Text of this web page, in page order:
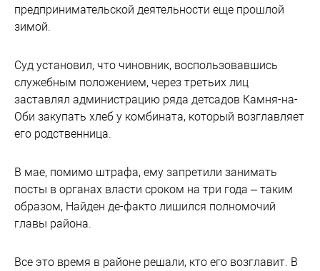
предпринимательской деятельности еще прошлой
зимой.
Суд установил, что чиновник, воспользовавшись
служебным положением, через третьих лиц
заставлял администрацию ряда детсадов Камня-на-
Оби закупать хлеб у комбината, который возглавляет
его родственница.
В мае, помимо штрафа, ему запретили занимать
посты в органах власти сроком на три года – таким
образом, Найден де-факто лишился полномочий
главы района.
Все это время в районе решали, кто его возглавит. В